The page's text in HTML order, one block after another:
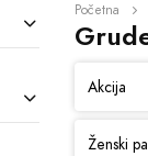
Početna
Akcija
Ženski